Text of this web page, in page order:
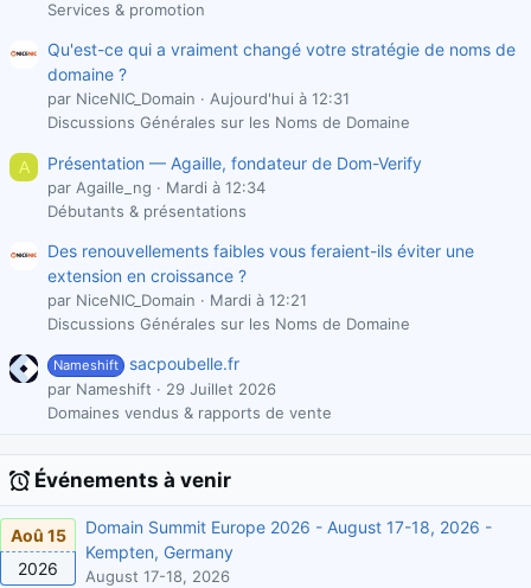
Services & promotion
Qu'est-ce qui a vraiment changé votre stratégie de noms de
domaine ?
par NiceNIC_Domain
Aujourd'hui à 12:31
Discussions Générales sur les Noms de Domaine
A Présentation — Agaille, fondateur de Dom-Verify
par Agaille_ng
Mardi à 12:34
Débutants & présentations
Des renouvellements faibles vous feraient-ils éviter une
extension en croissance ?
par NiceNIC_Domain
Mardi à 12:21
Discussions Générales sur les Noms de Domaine
Nameshift sacpoubelle.fr
par Nameshift
29 Juillet 2026
Domaines vendus & rapports de vente
Événements à venir
Aoû 15
2026
Domain Summit Europe 2026 - August 17-18, 2026 -
Kempten, Germany
August 17-18, 2026